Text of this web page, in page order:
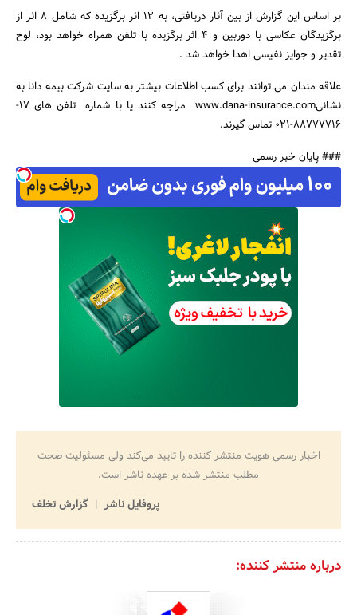
جستجو
بر اساس این گزارش از بین آثار دریافتی، به 12 اثر برگزیده که شامل 8 اثر از
برگزیدگان عکاسی با دوربین و 4 اثر برگزیده با تلفن همراه خواهد بود، لوح
تقدیر و جوایز نفیسی اهدا خواهد شد .
علاقه مندان می توانند برای کسب اطلاعات بیشتر به سایت شرکت بیمه دانا به
نشانیwww.dana-insurance.com مراجه کنند یا با شماره تلفن های 17-
88777716-021 تماس گیرند.
### پایان خبر رسمی
اخبار رسمی هویت منتشر کننده را تایید می‌کند ولی مسئولیت صحت
مطلب منتشر شده بر عهده ناشر است.
پروفایل ناشر
گزارش تخلف
درباره منتشر کننده: